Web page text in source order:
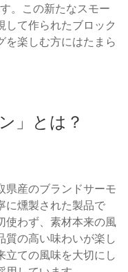
。この新たなスモー
して作られたブロック
を楽しむ方にはたまら
」とは？
県産のブランドサーモ
に燻製された製品で
使わず、素材本来の風
質の高い味わいが楽し
立ての風味を大切にし